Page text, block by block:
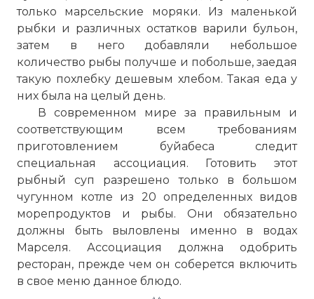
только марсельские моряки. Из маленькой
рыбки и различных остатков варили бульон,
затем в него добавляли небольшое
количество рыбы получше и побольше, заедая
такую похлебку дешевым хлебом. Такая еда у
них была на целый день.
В современном мире за правильным и
соответствующим всем требованиям
приготовлением буйабеса следит
специальная ассоциация. Готовить этот
рыбный суп разрешено только в большом
чугунном котле из 20 определенных видов
морепродуктов и рыбы. Они обязательно
должны быть выловлены именно в водах
Марселя. Ассоциация должна одобрить
ресторан, прежде чем он соберется включить
в свое меню данное блюдо.